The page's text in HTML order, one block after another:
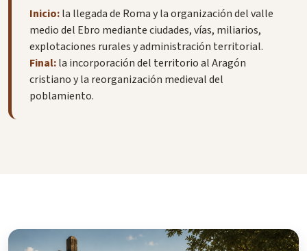
Inicio:la llegada de Roma y la organización del valle
medio del Ebro mediante ciudades, vías, miliarios,
explotaciones rurales y administración territorial.
Final:la incorporación del territorio al Aragón
cristiano y la reorganización medieval del
poblamiento.